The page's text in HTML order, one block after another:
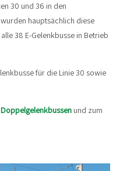
30 und 36 in den
hauptsächlich diese
38 E-Gelenkbusse in Betrieb
für die Linie 30 sowie
Doppelgelenkbussen und zum